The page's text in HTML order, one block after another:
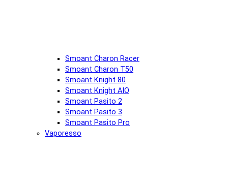
Smoant Charon Racer
Smoant Charon T50
Smoant Knight 80
Smoant Knight AIO
Smoant Pasito 2
Smoant Pasito 3
Smoant Pasito Pro
Vaporesso